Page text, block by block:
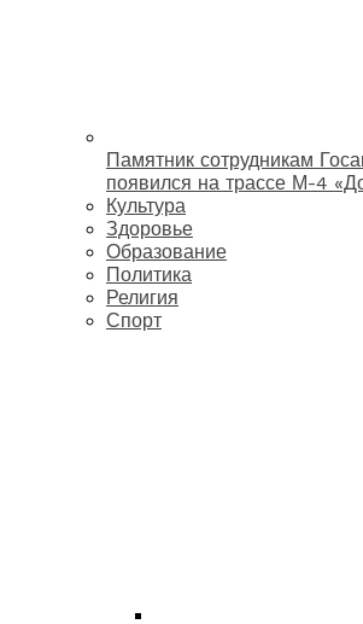
Памятник сотрудникам
появился на трассе М-4
Культура
Здоровье
Образование
Политика
Религия
Спорт